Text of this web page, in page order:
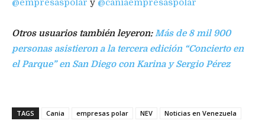
@empresaspolar y @caniaempresaspolar
Otros usuarios también leyeron:Más de 8 mil 900
personas asistieron a la tercera edición “Concierto en
el Parque” en San Diego con Karina y Sergio Pérez
TAGS Cania empresas polar NEV Noticias en Venezuela